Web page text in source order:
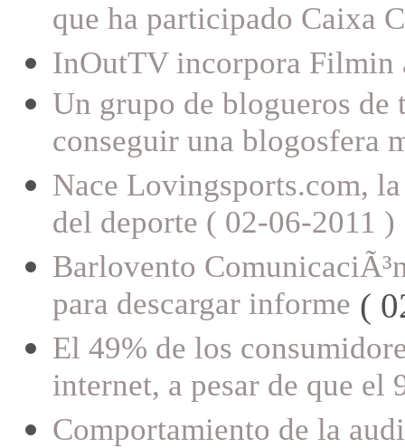
que ha participado Caixa
InOutTV incorpora Filmin
Un grupo de blogueros de
conseguir una blogosfera
Nace Lovingsports.com,
del deporte ( 02-06-2011 )
Barlovento
para descargar informe (
El 49% de los
internet, a pesar de que
Comportamiento de la